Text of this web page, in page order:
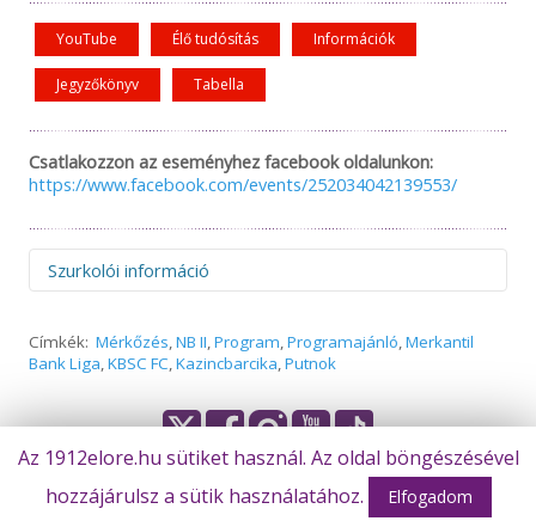
YouTube Élő tudósítás Információk
Jegyzőkönyv Tabella
Csatlakozzon az eseményhez facebook oldalunkon:
https://www.facebook.com/events/252034042139553/
Szurkolói információ
mérkőzések megtekintése és az elutazás előtt minden
esetben szíveskedjenek figyelmesen elolvasni a
egyedülálló módon rendszeresen és azonnal frissítünk,
és beléptetéssel kapcsolatos tájékoztatást. A szükséges
tudnivalókat időben megosztjuk összes online felületünkön,
így a Békéscsaba 1912 Előre NEM tud felelősséget vállalni
Címkék: Mérkőzés,NB II,Program,Programajánló,Merkantil
Bank Liga,KBSC FC,Kazincbarcika,Putnok
© Békéscsaba 1912 Előre Futball Zrt.
Az 1912elore.hu sütiket használ. Az oldal böngészésével
hozzájárulsz a sütik használatához.
Elfogadom
Olvasta már?